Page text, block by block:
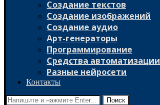
Создание текстов
Создание изображений
Создание аудио
Арт-генераторы
Программирование
Средства автоматизации
Разные нейросети
Контакты
Поиск